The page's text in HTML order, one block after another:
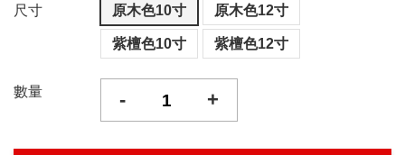
尺寸 原木色10寸 原木色12寸
紫檀色10寸 紫檀色12寸
數量 - +